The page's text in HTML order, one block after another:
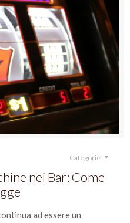
Categorie
nei Bar: Come
ad essere un